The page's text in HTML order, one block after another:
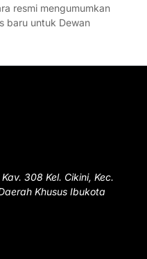
resmi mengumumkan
baru untuk Dewan
308 Kel. Cikini, Kec.
Khusus Ibukota